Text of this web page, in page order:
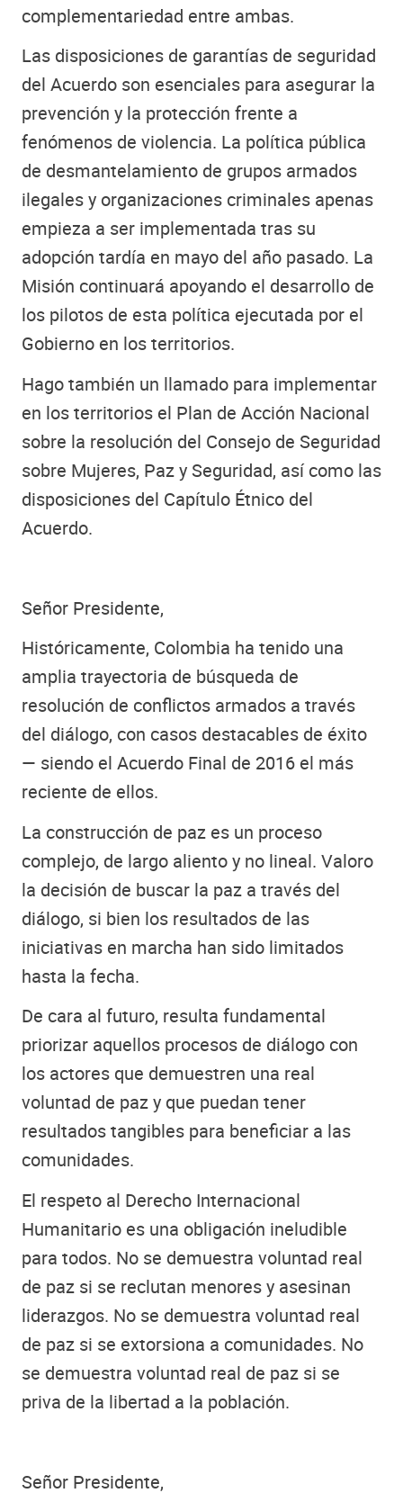
complementariedad entre ambas.
Las disposiciones de garantías de seguridad
del Acuerdo son esenciales para asegurar la
prevención y la protección frente a
fenómenos de violencia. La política pública
de desmantelamiento de grupos armados
ilegales y organizaciones criminales apenas
empieza a ser implementada tras su
adopción tardía en mayo del año pasado. La
Misión continuará apoyando el desarrollo de
los pilotos de esta política ejecutada por el
Gobierno en los territorios.
Hago también un llamado para implementar
en los territorios el Plan de Acción Nacional
sobre la resolución del Consejo de Seguridad
sobre Mujeres, Paz y Seguridad, así como las
disposiciones del Capítulo Étnico del
Acuerdo.
Señor Presidente,
Históricamente, Colombia ha tenido una
amplia trayectoria de búsqueda de
resolución de conflictos armados a través
del diálogo, con casos destacables de éxito
— siendo el Acuerdo Final de 2016 el más
reciente de ellos.
La construcción de paz es un proceso
complejo, de largo aliento y no lineal. Valoro
la decisión de buscar la paz a través del
diálogo, si bien los resultados de las
iniciativas en marcha han sido limitados
hasta la fecha.
De cara al futuro, resulta fundamental
priorizar aquellos procesos de diálogo con
los actores que demuestren una real
voluntad de paz y que puedan tener
resultados tangibles para beneficiar a las
comunidades.
El respeto al Derecho Internacional
Humanitario es una obligación ineludible
para todos. No se demuestra voluntad real
de paz si se reclutan menores y asesinan
liderazgos. No se demuestra voluntad real
de paz si se extorsiona a comunidades. No
se demuestra voluntad real de paz si se
priva de la libertad a la población.
Señor Presidente,